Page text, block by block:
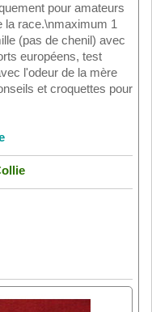
pour amateurs
race.\nmaximum 1
(pas de chenil) avec
européens, test
l'odeur de la mère
et croquettes pour